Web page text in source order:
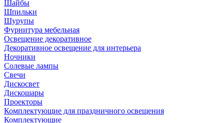
Шайбы
Шпильки
Шурупы
Фурнитура мебельная
Освещение декоративное
Декоративное освещение для интерьера
Ночники
Солевые лампы
Свечи
Дискосвет
Дискошары
Проекторы
Комплектующие для праздничного освещения
Комплектующие